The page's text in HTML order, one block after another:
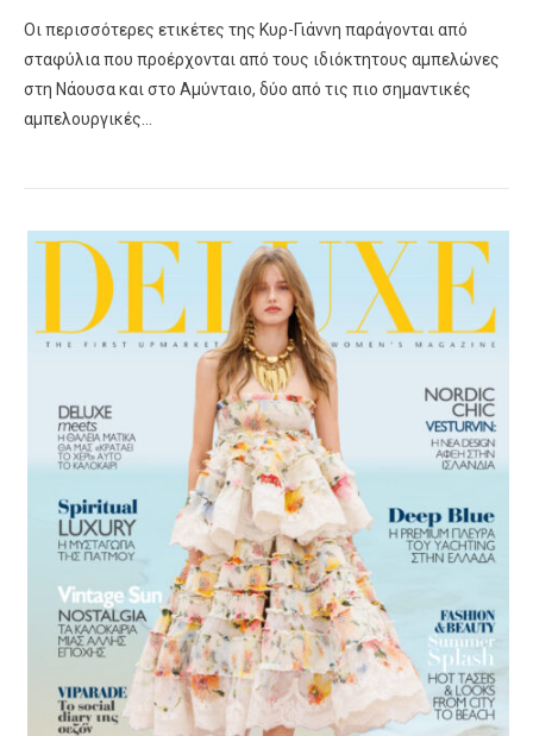
Οι περισσότερες ετικέτες της Κυρ-Γιάννη παράγονται από
σταφύλια που προέρχονται από τους ιδιόκτητους αμπελώνες
στη Νάουσα και στο Αμύνταιο, δύο από τις πιο σημαντικές
αμπελουργικές…